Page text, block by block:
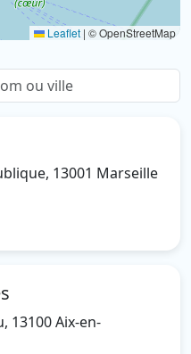
Leaflet | © OpenStreetMap
13001 Marseille
13100 Aix-en-